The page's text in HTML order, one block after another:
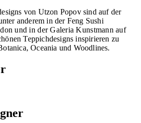
von Utzon Popov sind auf der
anderem in der Feng Sushi
und in der Galeria Kunstmann auf
Teppichdesigns inspirieren zu
Oceania und Woodlines.